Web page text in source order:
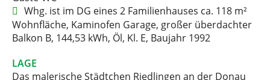
Whg. ist im DG eines 2 Familienhauses ca. 118 m²
Wohnfläche, Kaminofen Garage, großer überdachter
Balkon B, 144,53 kWh, Öl, Kl. E, Baujahr 1992
LAGE
Das malerische Städtchen Riedlingen an der Donau